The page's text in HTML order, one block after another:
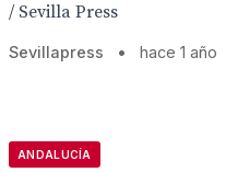
/ Sevilla Press
Sevillapress • hace 1 año
ANDALUCÍA